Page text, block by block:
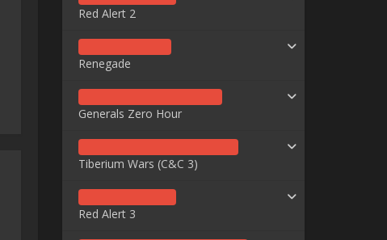
Red Alert 2
Renegade
Generals Zero Hour
Tiberium Wars (C&C 3)
Red Alert 3